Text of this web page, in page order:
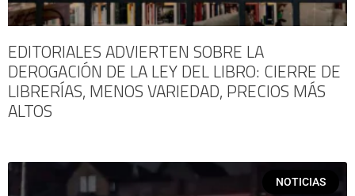
EDITORIALES ADVIERTEN SOBRE LA
DEROGACIÓN DE LA LEY DEL LIBRO: CIERRE DE
LIBRERÍAS, MENOS VARIEDAD, PRECIOS MÁS
ALTOS
NOTICIAS